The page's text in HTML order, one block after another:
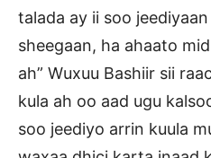
talada ay ii soo
sheegaan, ha ahaato
ah” Wuxuu Bashiir sii
kula ah oo aad ugu
soo jeediyo arrin kuula